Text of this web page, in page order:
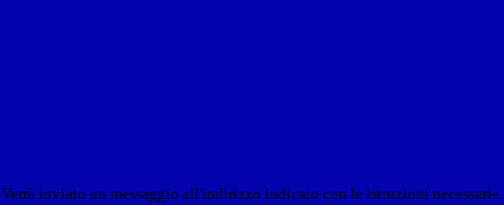
Verrà inviato un messaggio all'indirizzo indicato con le istruzioni necessarie.